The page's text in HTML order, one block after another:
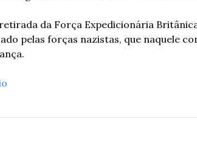
da Força Expedicionária
pelas forças nazistas, que naquele